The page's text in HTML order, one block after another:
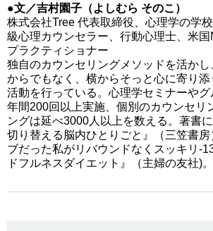
●文／吉村園子（よしむら そのこ）
株式会社Tree 代表取締役、心理学の学
級心理カウンセラー、行動心理士、米
プラクティショナー
独自のカウンセリングメソッドを活か
からでもなく、横からそっと心に寄り
活動を行っている。心理学セミナーや
年間200回以上実施、個別のカウンセリ
ングは延べ3000人以上を数える。著書
切り替える脳内ひとりごと』（三笠書
ブだった私がリバウンドなくスッキリ-
ドフルネスダイエット』（主婦の友社)。